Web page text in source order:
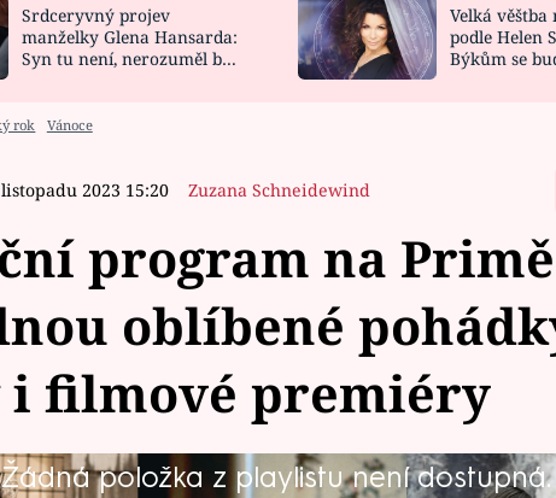
CELEBRITY
VAŘENÍ
NOVINKY
VIDEORECEPTY
Srdceryvný projev
manželky Glena Hansarda:
Syn tu není, nerozuměl by
Velká věštba
podle Helen
Býkům se
rok Vánoce
2023 15:20 Zuzana Schneidewind
program na Primě
oblíbené
i filmové premiéry
Žádná položka z playlistu není dostupná.
plný novinek i filmové klasiky pobaví celou